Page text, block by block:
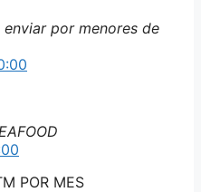
por menores de
POR MES